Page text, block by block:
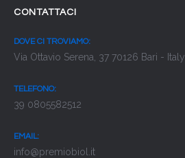
CONTATTACI
DOVE CI TROVIAMO:
Via Ottavio Serena, 37 70126 Bari - Italy
TELEFONO:
39 0805582512
EMAIL:
info@premiobiol.it